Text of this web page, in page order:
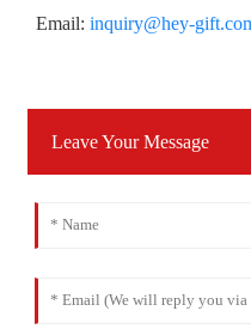
Email: inquiry@hey-
Leave Your Message